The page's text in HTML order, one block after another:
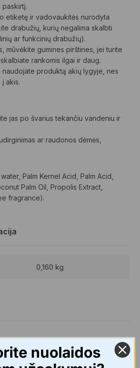
etiketę ir vadovaukitės nurodyta
drabužių, kurių negalima skalbti
ar funkcinių drabužių).
mūvėkite gumines pirštines, jei turite
rankomis ilgai ir daug.
naudojate produktą akių lygyje, nes
akis.
jas po švarius tekančiu vandeniu ir
ar raudonos dėmės,
Palm Kernel Acid, Palm Acid,
Palm Oil, Propolis Extract,
fragrance).
0,160 kg
Mother-K DIA
nuolaidos